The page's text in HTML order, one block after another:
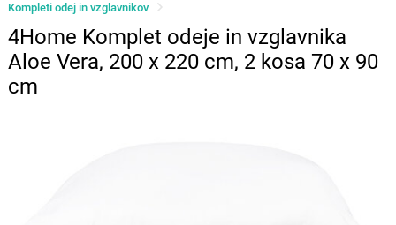
Kompleti odej in vzglavnikov
4Home Komplet odeje in vzglavnika
Aloe Vera, 200 x 220 cm, 2 kosa 70 x 90
cm